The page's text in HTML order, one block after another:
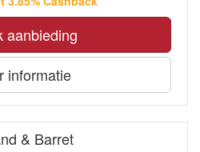
aanbieding
informatie
& Barret